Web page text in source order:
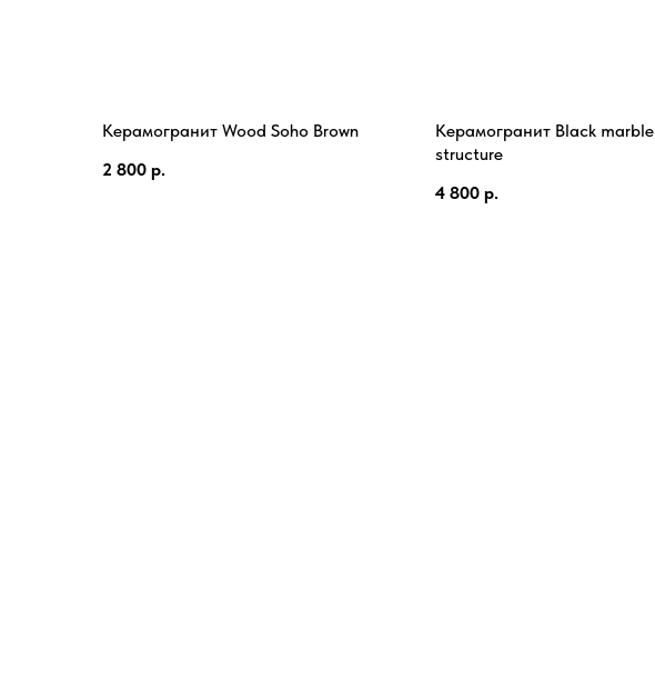
Керамогранит Wood Soho Brown
2 800 р.
Керамогранит Black marble
structure
4 800 р.